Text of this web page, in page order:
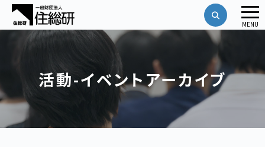
活動-イベントアーカイブ
メ
ー
MENU